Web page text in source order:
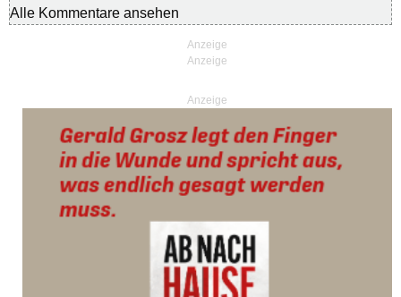
Alle Kommentare ansehen
Anzeige